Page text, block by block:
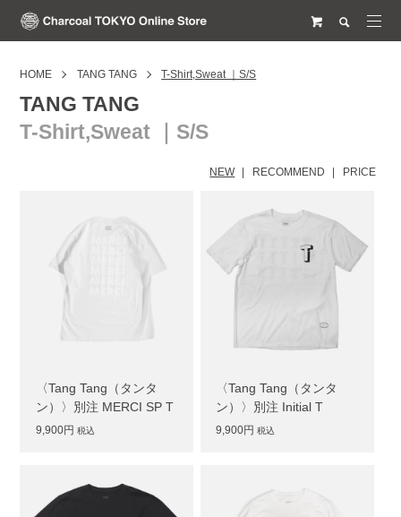
HOME TANG TANG T-Shirt,Sweat ｜S/S
TANG TANG
T-Shirt,Sweat ｜S/S
PRICE
RECOMMEND
NEW
〈Tang Tang（タンタ
ン）〉別注 MERCI SP T
9,900円 税込
〈Tang Tang（タンタ
ン）〉別注 Initial T
9,900円 税込